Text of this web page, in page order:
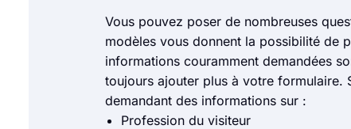
Vous pouvez poser de nombreuses
modèles vous donnent la possibilité de
informations couramment demandées
toujours ajouter plus à votre formulaire.
demandant des informations sur :
Profession du visiteur